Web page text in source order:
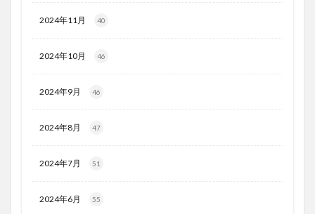
2024年11月 40
2024年10月 46
2024年9月 46
2024年8月 47
2024年7月 51
2024年6月 55